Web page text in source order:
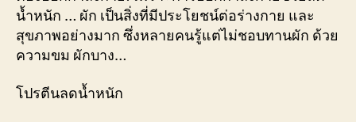
น้ำหนัก … ผัก เป็นสิ่งที่มีประโยชน์ต่อร่างกาย และ
สุขภาพอย่างมาก ซึ่งหลายคนรู้แต่ไม่ชอบทานผัก ด้วย
ความขม ผักบาง…
โปรตีนลดน้ำหนัก